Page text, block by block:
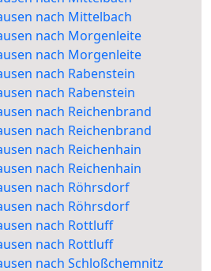
nach Mittelbach
nach Morgenleite
nach Morgenleite
nach Rabenstein
nach Rabenstein
nach Reichenbrand
nach Reichenbrand
nach Reichenhain
nach Reichenhain
nach Röhrsdorf
nach Röhrsdorf
nach Rottluff
nach Rottluff
nach Schloßchemnitz